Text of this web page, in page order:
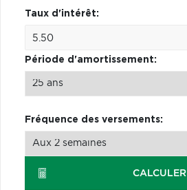
Taux d'intérêt:
Période d'amortissement:
Fréquence des versements:
CALCULER